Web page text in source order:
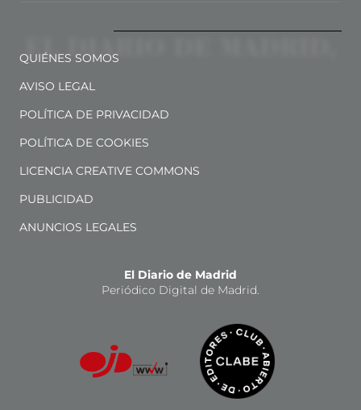
QUIÉNES SOMOS
AVISO LEGAL
POLÍTICA DE PRIVACIDAD
POLÍTICA DE COOKIES
LICENCIA CREATIVE COMMONS
PUBLICIDAD
ANUNCIOS LEGALES
El Diario de Madrid
Periódico Digital de Madrid.